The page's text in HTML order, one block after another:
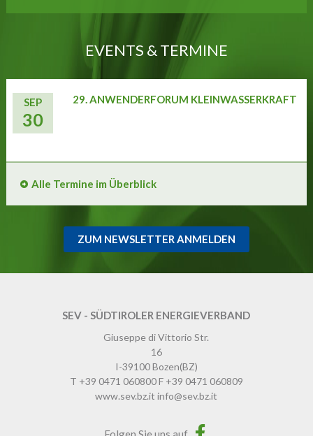
EVENTS & TERMINE
SEP
30
29. ANWENDERFORUM KLEINWASSERKRAFT
Alle Termine im Überblick
ZUM NEWSLETTER ANMELDEN
SEV - SÜDTIROLER ENERGIEVERBAND
Giuseppe di Vittorio Str.
16
I-39100Bozen(BZ)
T +39 0471 060800F +39 0471 060809
www.sev.bz.it info@sev.bz.it